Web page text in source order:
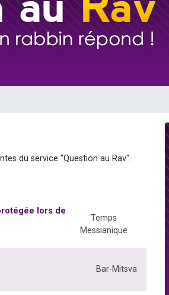
sur Zoom
du service "Question au Rav".
lors de
Temps
Messianique
Bar-Mitsva